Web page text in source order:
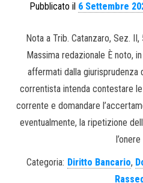
Pubblicato il 6 Settembre
Nota a Trib. Catanzaro, Sez.
Massima redazionale È noto,
affermati dalla giurisprudenza
correntista intenda contestare
corrente e domandare
eventualmente, la ripetizione
l’onere
Categoria: Diritto Bancario,